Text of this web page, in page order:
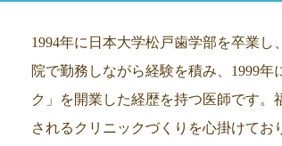
1994年に日本大学松戸歯学部を卒業し
院で勤務しながら経験を積み、1999年
ク」を開業した経歴を持つ医師です。
されるクリニックづくりを心掛けてお